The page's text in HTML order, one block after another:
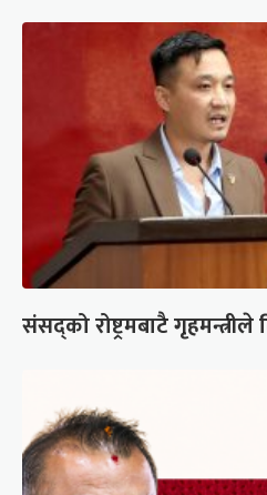
संसद्को रोष्ट्रमबाटै गृहमन्त्रीले